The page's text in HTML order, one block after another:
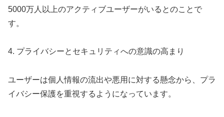
5000万人以上のアクティブユーザーがいるとのことで
す。
4. プライバシーとセキュリティへの意識の高まり
ユーザーは個人情報の流出や悪用に対する懸念から、プラ
イバシー保護を重視するようになっています。